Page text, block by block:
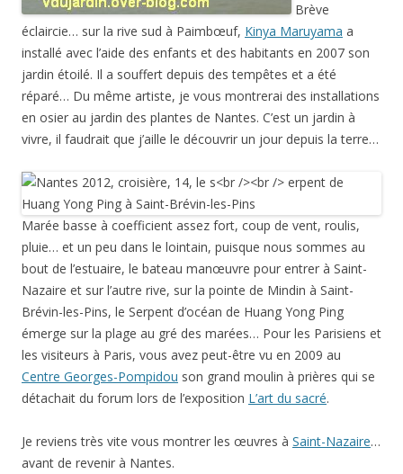
Brève
éclaircie… sur la rive sud à Paimbœuf, Kinya Maruyama a
installé avec l’aide des enfants et des habitants en 2007 son
jardin étoilé. Il a souffert depuis des tempêtes et a été
réparé… Du même artiste, je vous montrerai des installations
en osier au jardin des plantes de Nantes. C’est un jardin à
vivre, il faudrait que j’aille le découvrir un jour depuis la terre…
Marée basse à coefficient assez fort, coup de vent, roulis,
pluie… et un peu dans le lointain, puisque nous sommes au
bout de l’estuaire, le bateau manœuvre pour entrer à Saint-
Nazaire et sur l’autre rive, sur la pointe de Mindin à Saint-
Brévin-les-Pins, le Serpent d’océan de Huang Yong Ping
émerge sur la plage au gré des marées… Pour les Parisiens et
les visiteurs à Paris, vous avez peut-être vu en 2009 au
Centre Georges-Pompidou son grand moulin à prières qui se
détachait du forum lors de l’exposition L’art du sacré.
Je reviens très vite vous montrer les œuvres à Saint-Nazaire…
avant de revenir à Nantes.